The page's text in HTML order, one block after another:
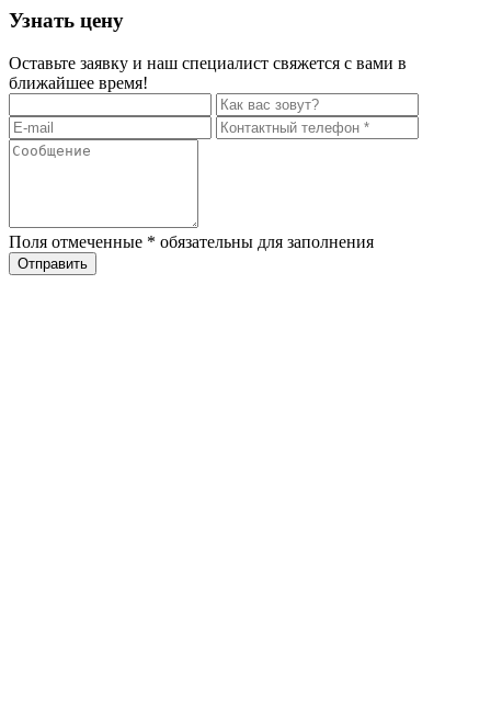
Узнать цену
Оставьте заявку и наш специалист свяжется с вами в
ближайшее время!
Поля отмеченные * обязательны для заполнения